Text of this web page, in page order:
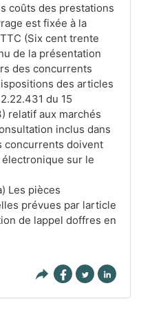
coûts des prestations
est fixée à la
(Six cent trente
de la présentation
des concurrents
des articles
du 15
relatif aux marchés
inclus dans
concurrents doivent
sur le
Les pièces
prévues par larticle
de lappel doffres en